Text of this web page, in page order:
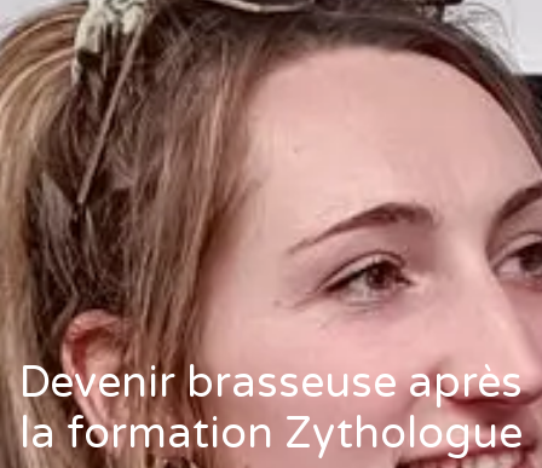
Devenir brasseuse après
la formation Zythologue